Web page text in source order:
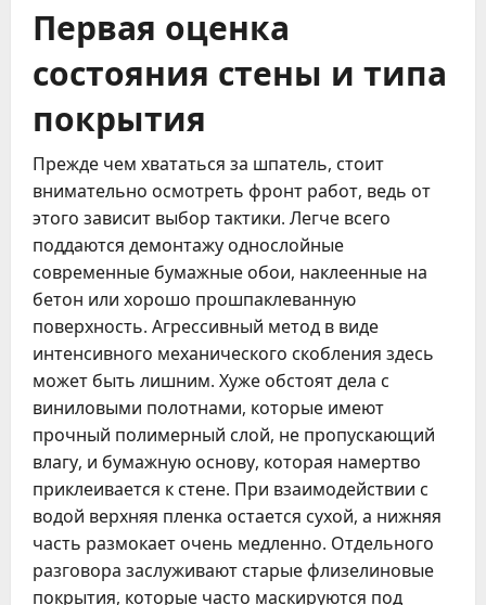
Первая оценка
состояния стены и типа
покрытия
Прежде чем хвататься за шпатель, стоит
внимательно осмотреть фронт работ, ведь от
этого зависит выбор тактики. Легче всего
поддаются демонтажу однослойные
современные бумажные обои, наклеенные на
бетон или хорошо прошпаклеванную
поверхность. Агрессивный метод в виде
интенсивного механического скобления здесь
может быть лишним. Хуже обстоят дела с
виниловыми полотнами, которые имеют
прочный полимерный слой, не пропускающий
влагу, и бумажную основу, которая намертво
приклеивается к стене. При взаимодействии с
водой верхняя пленка остается сухой, а нижняя
часть размокает очень медленно. Отдельного
разговора заслуживают старые флизелиновые
покрытия, которые часто маскируются под